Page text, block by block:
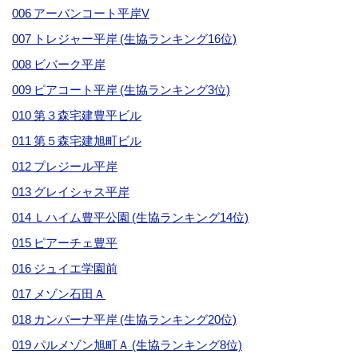
006 アーバンコート平岸V
007 トレジャー平岸 (生協ランキング16位)
008 ビバーク平岸
009 ピアコート平岸 (生協ランキング3位)
010 第３森宅建豊平ビル
011 第５森宅建旭町ビル
012 プレジール平岸
013 グレイシャス平岸
014 Ｌハイム豊平公園 (生協ランキング14位)
015 ピアーチェ豊平
016 ジュイエ学園前
017 メゾン石田Ａ
018 カンパーナ平岸 (生協ランキング20位)
019 パルメゾン旭町Ａ (生協ランキング8位)